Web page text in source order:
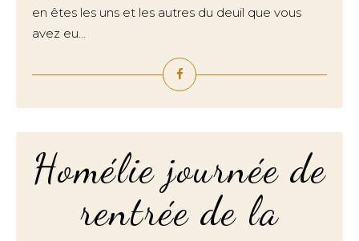
en êtes les uns et les autres du deuil que vous
avez eu...
Homélie journée de
rentrée de la